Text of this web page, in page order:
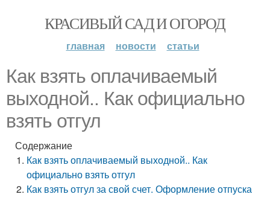
КРАСИВЫЙ САД И ОГОРОД
главная новости статьи
Как взять оплачиваемый
выходной.. Как официально
взять отгул
Содержание
Как взять оплачиваемый выходной.. Как
официально взять отгул
Как взять отгул за свой счет. Оформление отпуска